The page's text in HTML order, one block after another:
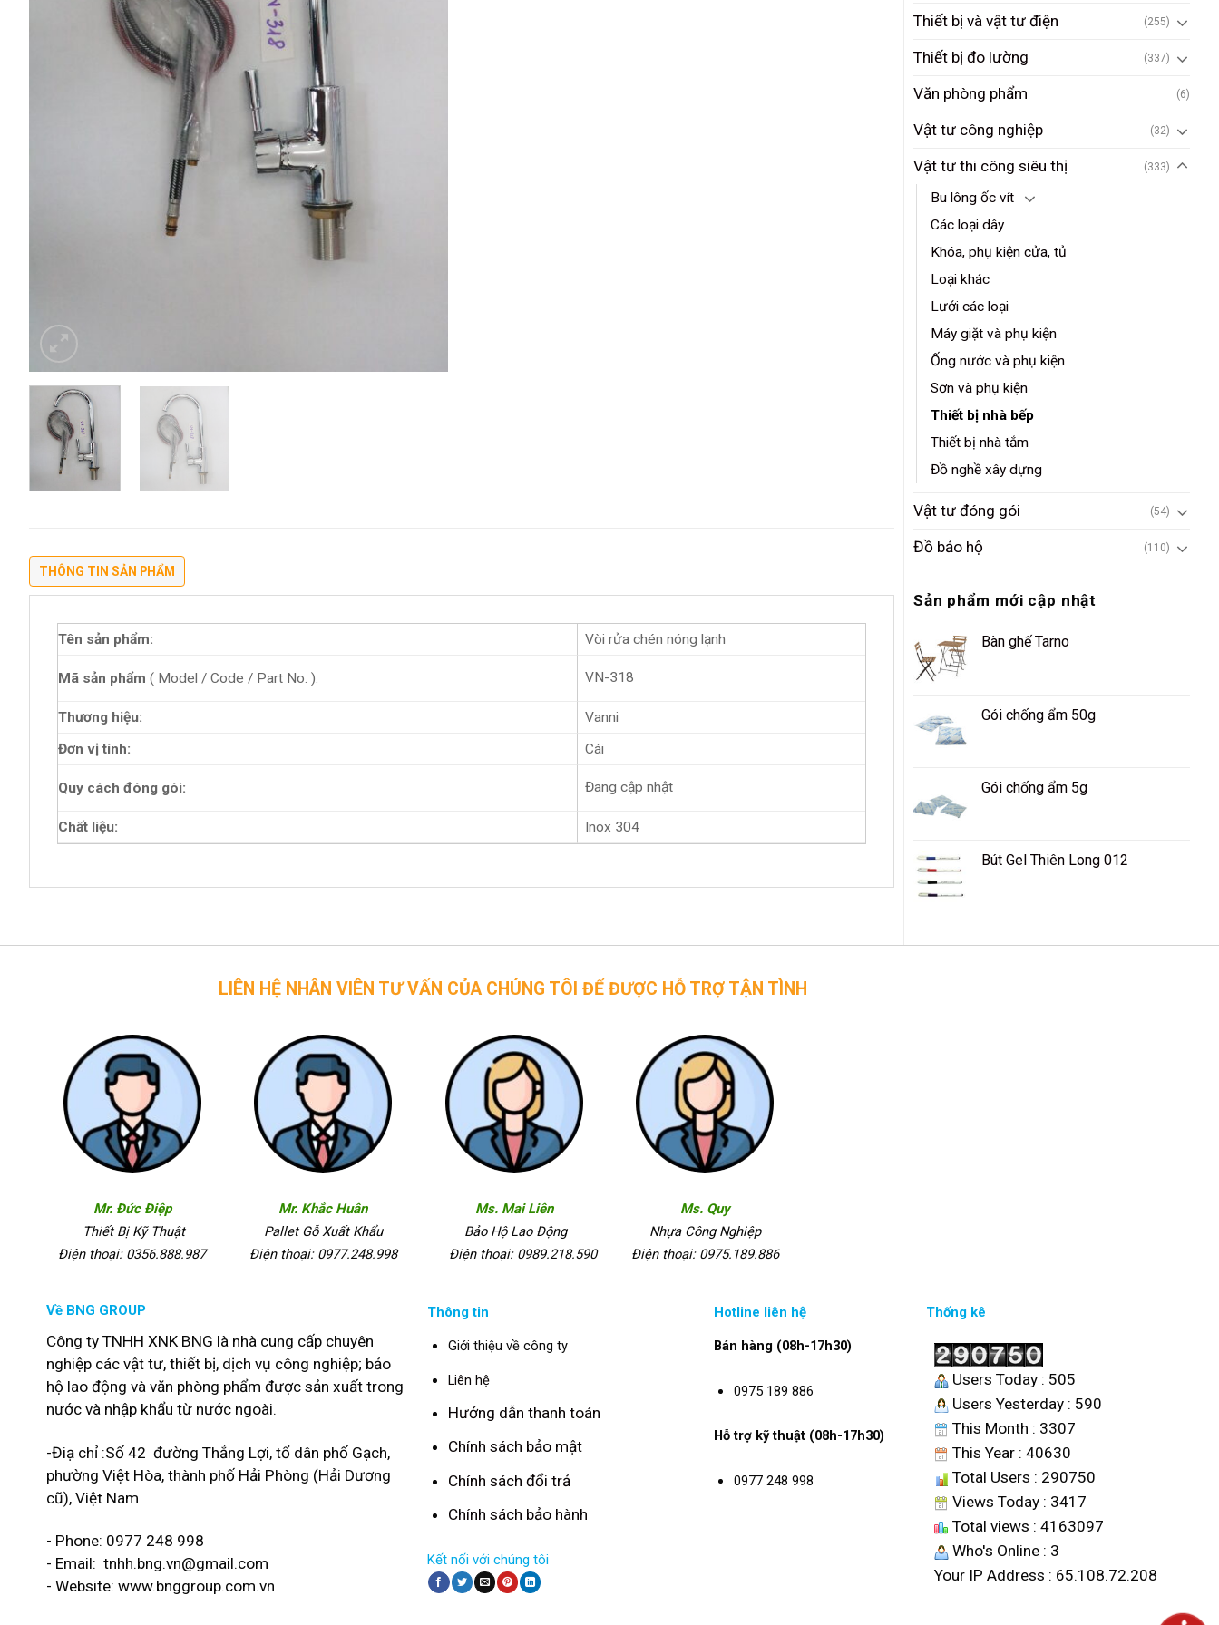
Thiết bị và vật tư điện (255)
Thiết bị đo lường (337)
Văn phòng phẩm (6)
Vật tư công nghiệp (32)
Vật tư thi công siêu thị (333)
Bu lông ốc vít
Các loại dây
Khóa, phụ kiện cửa, tủ
Loại khác
Lưới các loại
Máy giặt và phụ kiện
Ống nước và phụ kiện
Sơn và phụ kiện
Thiết bị nhà bếp
Thiết bị nhà tắm
Đồ nghề xây dựng
Vật tư đóng gói (54)
Đồ bảo hộ (110)
Sản phẩm mới cập nhật
Bàn ghế Tarno
Gói chống ẩm 50g
Gói chống ẩm 5g
Bút Gel Thiên Long 012
THÔNG TIN SẢN PHẨM
Tên sản phẩm: Vòi rửa chén nóng lạnh
Mã sản phẩm ( Model / Code / Part No. ): VN-318
Thương hiệu:
Vanni
Đơn vị tính:
Cái
Quy cách đóng gói: Đang cập nhật
Chất liệu: Inox 304
LIÊN HỆ NHÂN VIÊN TƯ VẤN CỦA CHÚNG TÔI ĐỂ ĐƯỢC HỖ TRỢ TẬN TÌNH
Mr. Đức Điệp
Thiết Bị Kỹ Thuật
Điện thoại: 0356.888.987
Mr. Khắc Huân
Pallet Gỗ Xuất Khẩu
Điện thoại: 0977.248.998
Ms. Mai Liên
Bảo Hộ Lao Động
Điện thoại: 0989.218.590
Ms. Quy
Nhựa Công Nghiệp
Điện thoại: 0975.189.886
Về BNG GROUP
Công ty TNHH XNK BNG là nhà cung cấp chuyên
nghiệp các vật tư, thiết bị, dịch vụ công nghiệp; bảo
hộ lao động và văn phòng phẩm được sản xuất trong
nước và nhập khẩu từ nước ngoài.
-Điạ chỉ :Số 42 đường Thắng Lợi, tổ dân phố Gạch,
phường Việt Hòa, thành phố Hải Phòng (Hải Dương
cũ), Việt Nam
- Phone: 0977 248 998
- Email: tnhh.bng.vn@gmail.com
- Website: www.bnggroup.com.vn
Thông tin
Giới thiệu về công ty
Liên hệ
Hướng dẫn thanh toán
Chính sách bảo mật
Chính sách đổi trả
Chính sách bảo hành
Kết nối với chúng tôi
Hotline liên hệ
Bán hàng (08h-17h30)
0975 189 886
Hỗ trợ kỹ thuật (08h-17h30)
0977 248 998
Thống kê
Users Today : 505
Users Yesterday : 590
This Month : 3307
This Year : 40630
Total Users : 290750
Views Today : 3417
Total views : 4163097
Who's Online : 3
Your IP Address : 65.108.72.208